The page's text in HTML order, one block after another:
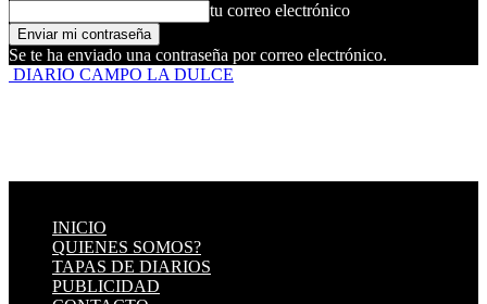
tu correo electrónico
Se te ha enviado una contraseña por correo electrónico.
DIARIO CAMPO LA DULCE
INICIO
QUIENES SOMOS?
TAPAS DE DIARIOS
PUBLICIDAD